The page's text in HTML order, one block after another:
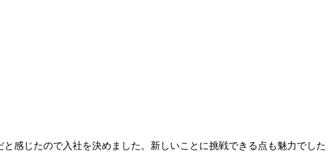
感じたので入社を決めました。新しいことに挑戦できる点も魅力でした